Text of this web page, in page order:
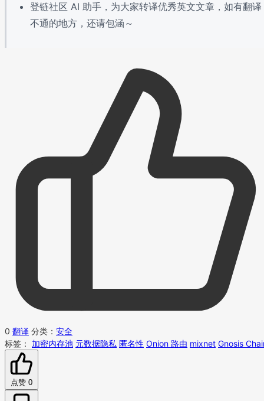
登链社区 AI 助手，为大家转译优秀英文文章，如有翻译
不通的地方，还请包涵～
0 翻译 分类： 安全
标签：
加密内存池 元数据隐私 匿名性 Onion 路由 mixnet Gnosis
点赞 0